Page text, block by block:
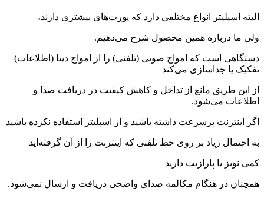
البته اسپلیتر انواع مختلفی دارد که پورت‌های بیشتری دارند،
ولی ما درباره همین محصول شرح می‌دهیم.
دستگاهی است که امواج صوتی (تلفنی) را از امواج دیتا (اطلاعات)
تفکیک یا جداسازی می‌کند
از این طریق مانع از تداخل و کاهش کیفیت در دریافت صدا و
اطلاعات می‌شود.
اگر اینترنت پرسرعت داشته باشید و از اسپلیتر استفاده نکرده باشید
به احتمال زیاد بر روی خط تلفنی که اینترنت را از آن گرفته‌اید
کمی نویز یا پارازیت دارید
همچنان در هنگام مکالمه صدای واضحی دریافت و ارسال نمی‌شود.